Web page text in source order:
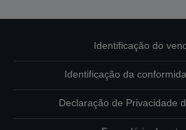
Identificação do
Identificação da
Declaração de Privacidade